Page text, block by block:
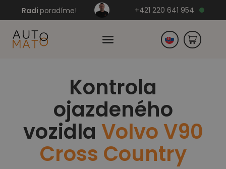
Radi poradíme! +421 220 641 954
Kontrola
ojazdeného
vozidla Volvo V90
Cross Country